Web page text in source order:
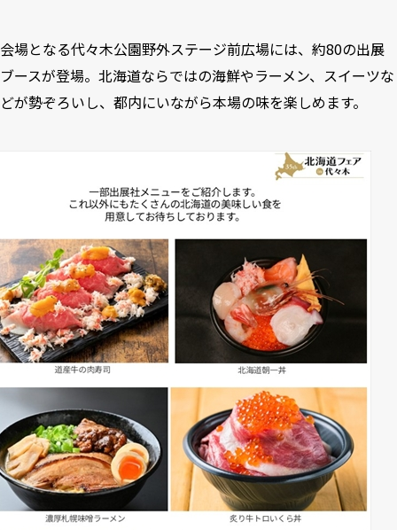
会場となる代々木公園野外ステージ前広場には、約80の出展
ブースが登場。北海道ならではの海鮮やラーメン、スイーツな
どが勢ぞろいし、都内にいながら本場の味を楽しめます。